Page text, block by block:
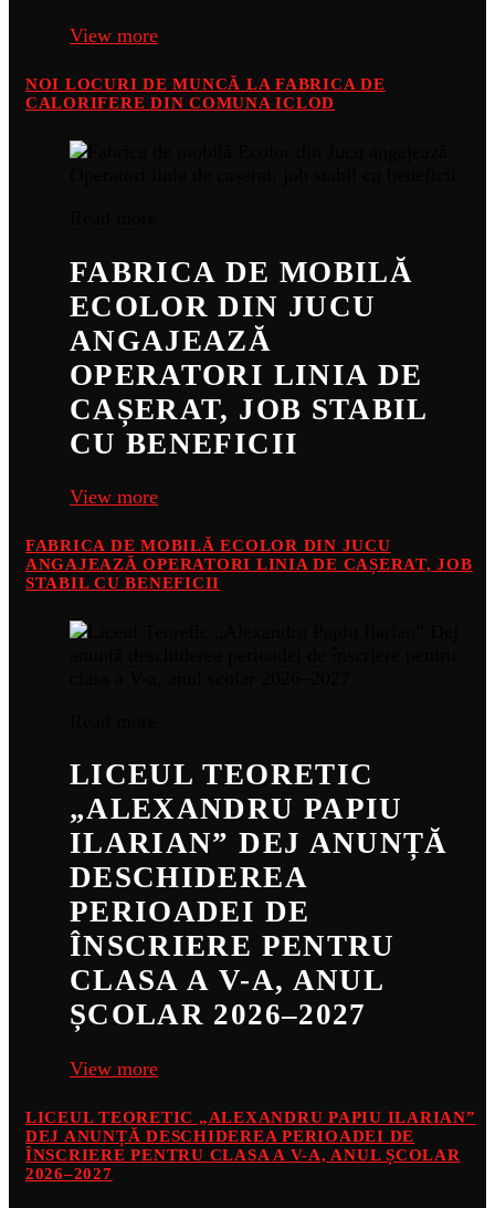
View more
NOI LOCURI DE MUNCĂ LA FABRICA DE
CALORIFERE DIN COMUNA ICLOD
FABRICA DE MOBILĂ
ECOLOR DIN JUCU
ANGAJEAZĂ
OPERATORI LINIA DE
CAȘERAT, JOB STABIL
CU BENEFICII
View more
FABRICA DE MOBILĂ ECOLOR DIN JUCU
ANGAJEAZĂ OPERATORI LINIA DE CAȘERAT, JOB
STABIL CU BENEFICII
LICEUL TEORETIC
„ALEXANDRU PAPIU
ILARIAN” DEJ ANUNȚĂ
DESCHIDEREA
PERIOADEI DE
ÎNSCRIERE PENTRU
CLASA A V-A, ANUL
ȘCOLAR 2026–2027
View more
LICEUL TEORETIC „ALEXANDRU PAPIU ILARIAN”
DEJ ANUNȚĂ DESCHIDEREA PERIOADEI DE
ÎNSCRIERE PENTRU CLASA A V-A, ANUL ȘCOLAR
2026–2027